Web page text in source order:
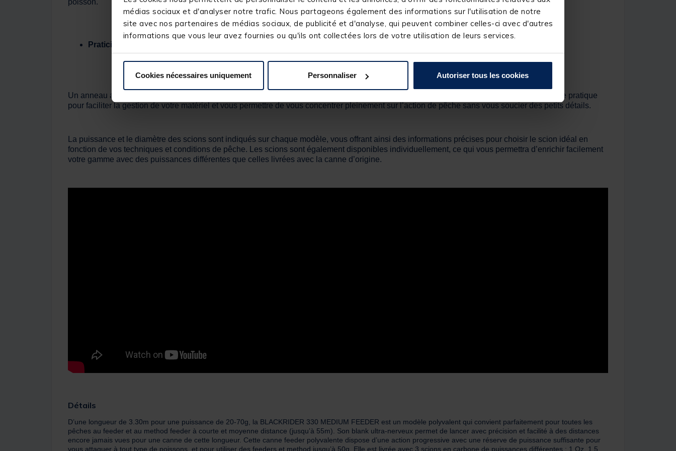
médias sociaux et d'analyser notre trafic. Nous partageons également des informations sur l'utilisation de notre
site avec nos partenaires de médias sociaux, de publicité et d'analyse, qui peuvent combiner celles-ci avec d'autres
informations que vous leur avez fournies ou qu'ils ont collectées lors de votre utilisation de leurs services.
Cookies nécessaires uniquement Personnaliser Autoriser tous les cookies
Praticité et fonctionnalité
Un anneau accroche-hameçon intégré à la canne vous permet de garder votre canne montée à portée de main en toute sécurité. Une touche pratique
pour faciliter la gestion de votre matériel et vous permettre de vous concentrer pleinement sur l’action de pêche sans vous soucier des petits détails.
La puissance et le diamètre des scions sont indiqués sur chaque modèle, vous offrant ainsi des informations précises pour choisir le scion idéal en
fonction de vos techniques et conditions de pêche. Les scions sont également disponibles individuellement, ce qui vous permettra d’enrichir facilement
votre gamme avec des puissances différentes que celles livrées avec la canne d’origine.
Détails
D’une longueur de 3.30m pour une puissance de 20-70g, la BLACKRIDER 330 MEDIUM FEEDER est un modèle polyvalent qui convient parfaitement pour toutes les
pêches au feeder et au method feeder à courte et moyenne distance (jusqu’à 55m). Son blank ultra-nerveux permet de lancer avec précision et facilité à des distances
encore jamais vues pour une canne de cette longueur. Cette canne feeder polyvalente dispose d’une action progressive avec une réserve de puissance suffisante pour
vous attaquer à tout type de poissons, et pour utiliser des feeders et method jusqu’à 50g. Elle est livrée avec 3 scions en carbone de puissances différentes : 1 Oz, 1.5